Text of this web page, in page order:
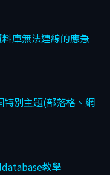
庫無法連線的應急
別主題(部落格、網
教學